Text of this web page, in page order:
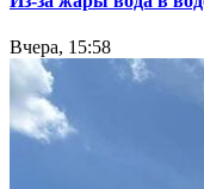
Вчера, 15:58